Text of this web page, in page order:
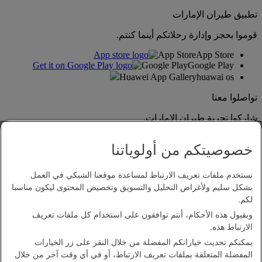
تطبيق طيران الإمارات
قوموا بحجز وإدارة رحلاتكم أينما كنتم.
App StoreApp Store
Google PlayGoogle Play
Huawei App Galleryhuawai os
تواصلوا معنا
شاركوا تجربة طيران الإمارات.
بيان إمكانية الدخول
اتصل بنا
سياسة الخصوصية
الشروط والأحكام
خصوصيتكم من أولوياتنا
نستخدم ملفات تعريف الارتباط لمساعدة موقعنا الشبكي في العمل
بشكل سليم ولأغراض التحليل والتسويق وتخصيص المحتوى ليكون مناسبا
لكم.
وبقبول هذه الأحكام، أنتم توافقون على استخدام كل ملفات تعريف
الارتباط هذه.
يمكنكم تحديث خياراتكم المفضلة من خلال النقر على زر الخيارات
المفضلة المتعلقة بملفات تعريف الارتباط، أو في أي وقت آخر من خلال